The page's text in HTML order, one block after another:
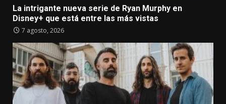
La intrigante nueva serie de Ryan Murphy en
Disney+ que está entre las más vistas
7 agosto, 2026